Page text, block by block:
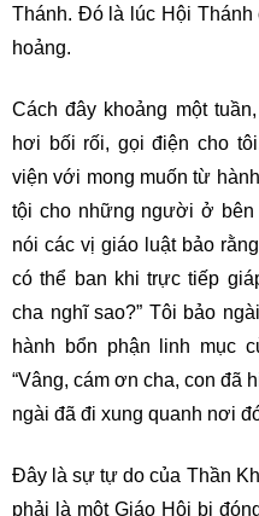
Thánh. Đó là lúc Hội Thánh
hoảng.
Cách đây khoảng một
hơi bối rối, gọi điện cho
viện với mong muốn từ
tội cho những người ở
nói các vị giáo luật bảo
có thể ban khi trực tiếp
cha nghĩ sao?” Tôi bảo
hành bổn phận linh mục
“Vâng, cám ơn cha, con đã
ngài đã đi xung quanh nơi
Đây là sự tự do của Thần
phải là một Giáo Hội bị